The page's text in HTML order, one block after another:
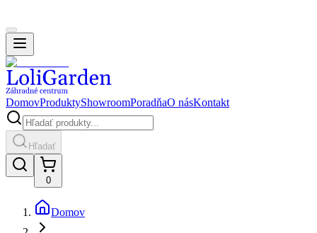
DomovProduktyShowroomPoradňaO násKontakt
Hľadať
0
Domov